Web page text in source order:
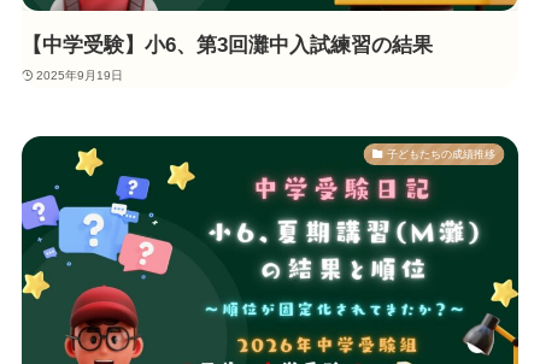
【中学受験】小6、第3回灘中入試練習の結果
2025年9月19日
子どもたちの成績推移